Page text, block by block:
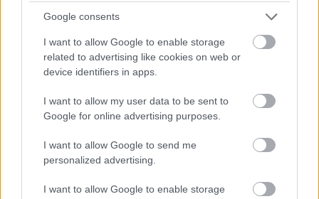
Google consents
I want to allow Google to enable storage
related to advertising like cookies on web or
device identifiers in apps.
I want to allow my user data to be sent to
Google for online advertising purposes.
I want to allow Google to send me
personalized advertising.
I want to allow Google to enable storage
Zvonko Bogdan Život Teče 2015
50% merlot, 30% cabernet franc, 20% kékfrankos, 12
hónap francia és amerikai hordóban
Sűrű, nagy bort ígérő küllem, hordóhangsúlyos illat.
megosztó műfaj az amerikai hordó. Gyümölcsei
túlérettek, lekvárba hajlóan édesek. A korty zömök,
illatazonosan túlérett, mentes a zöld aromáktól és a
tannintól is. Lekerekedett, jól fogyasztható bor a
szélesebb közönség ízlése szerint. Két kisujjeltartás
között kétségtelenül unalmas lehet ez a produkció is,